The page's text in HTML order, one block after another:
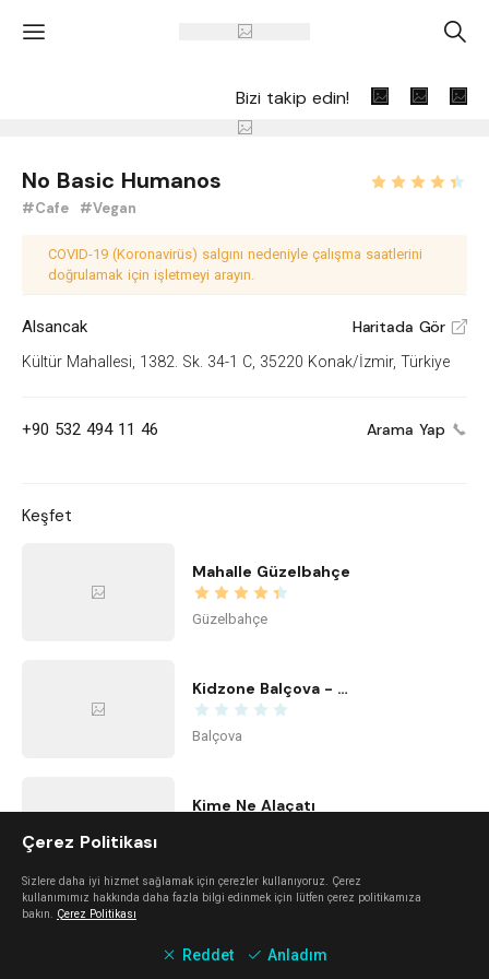
' A
Bizi takip edin!
No Basic Humanos
#Cafe #Vegan
COVID-19 (Koronavirüs) salgını nedeniyle çalışma saatlerini
doğrulamak için işletmeyi arayın.
Alsancak Haritada Gör V
Kültür Mahallesi, 1382. Sk. 34-1 C, 35220 Konak/İzmir, Türkiye
+90 532 494 11 46 Arama Yap
Keşfet
Mahalle Güzelbahçe
Güzelbahçe
Kidzone Balçova - Çocuk Gelişim ve Aktivite Merkezi
Balçova
Kime Ne Alaçatı
Çerez Politikası
Sizlere daha iyi hizmet sağlamak için çerezler kullanıyoruz. Çerez
kullanımımız hakkında daha fazla bilgi edinmek için lütfen çerez politikamıza
bakın. Çerez Politikası
Reddet Anladım